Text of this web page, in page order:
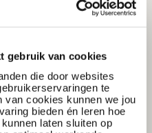
gebruik van cookies
die door websites
te
van cookies kunnen we jou
bieden én leren hoe
laten sluiten op